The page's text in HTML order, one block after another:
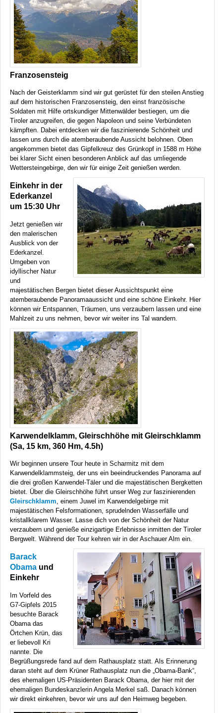
Franzosensteig
Nach der Geisterklamm sind wir gut gerüstet für den steilen Anstieg
auf dem historischen Franzosensteig, den einst französische
Soldaten mit Hilfe ortskundiger Mittenwälder bestiegen, um die
Tiroler anzugreifen, die gegen Napoleon und seine Verbündeten
kämpften. Dabei entdecken wir die faszinierende Schönheit und
lassen uns durch die atemberaubende Aussicht belohnen. Oben
angekommen bietet das Gipfelkreuz des Grünkopf in 1588 m Höhe
bei klarer Sicht einen besonderen Anblick auf das umliegende
Wettersteingebirge, den wir für einige Zeit genießen werden.
Einkehr in der
Ederkanzel
um 15:30 Uhr
Jetzt genießen wir
den malerischen
Ausblick von der
Ederkanzel.
Umgeben von
idyllischer Natur
und
majestätischen Bergen bietet dieser Aussichtspunkt eine
atemberaubende Panoramaaussicht und eine schöne Einkehr. Hier
können wir Entspannen, Träumen, uns verzaubern lassen und eine
Mahlzeit zu uns nehmen, bevor wir weiter ins Tal wandern.
Karwendelklamm, Gleirschhöhe mit Gleirschklamm
(Sa, 15 km, 360 Hm, 4.5h)
Wir beginnen unsere Tour heute in Scharmitz mit dem
Karwendelklammsteig, der uns ein beeindruckendes Panorama auf
die drei großen Karwendel-Täler und die majestätischen Bergketten
bietet. Über die Gleirschhöhe führt unser Weg zur faszinierenden
Gleirschklamm, einem Juwel im Karwendelgebirge mit
majestätischen Felsformationen, sprudelnden Wasserfälle und
kristallklarem Wasser. Lasse dich von der Schönheit der Natur
verzaubern und genieße einzigartige Erlebnisse inmitten der Tiroler
Bergwelt. Während der Tour kehren wir in der Aschauer Alm ein.
Barack
Obama und
Einkehr
Im Vorfeld des
G7-Gipfels 2015
besuchte Barack
Obama das
Örtchen Krün, das
er liebevoll Kri
nannte. Die
Begrüßungsrede fand auf dem Rathausplatz statt. Als Erinnerung
daran steht auf dem Krüner Rathausplatz nun die „Obama-Bank“,
des ehemaligen US-Präsidenten Barack Obama, der hier mit der
ehemaligen Bundeskanzlerin Angela Merkel saß. Danach können
wir direkt einkehren, bevor wir uns auf den Heimweg begeben.